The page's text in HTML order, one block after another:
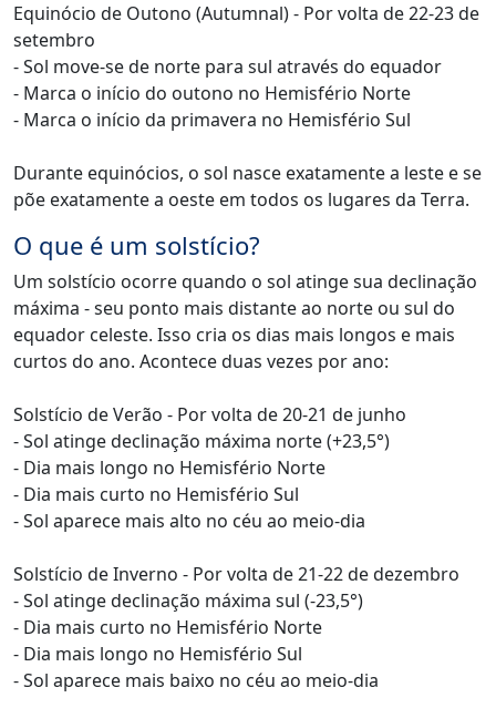
Equinócio de Outono (Autumnal) - Por volta de 22-23 de
setembro
- Sol move-se de norte para sul através do equador
- Marca o início do outono no Hemisfério Norte
- Marca o início da primavera no Hemisfério Sul
Durante equinócios, o sol nasce exatamente a leste e se
põe exatamente a oeste em todos os lugares da Terra.
O que é um solstício?
Um solstício ocorre quando o sol atinge sua declinação
máxima - seu ponto mais distante ao norte ou sul do
equador celeste. Isso cria os dias mais longos e mais
curtos do ano. Acontece duas vezes por ano:
Solstício de Verão - Por volta de 20-21 de junho
- Sol atinge declinação máxima norte (+23,5°)
- Dia mais longo no Hemisfério Norte
- Dia mais curto no Hemisfério Sul
- Sol aparece mais alto no céu ao meio-dia
Solstício de Inverno - Por volta de 21-22 de dezembro
- Sol atinge declinação máxima sul (-23,5°)
- Dia mais curto no Hemisfério Norte
- Dia mais longo no Hemisfério Sul
- Sol aparece mais baixo no céu ao meio-dia